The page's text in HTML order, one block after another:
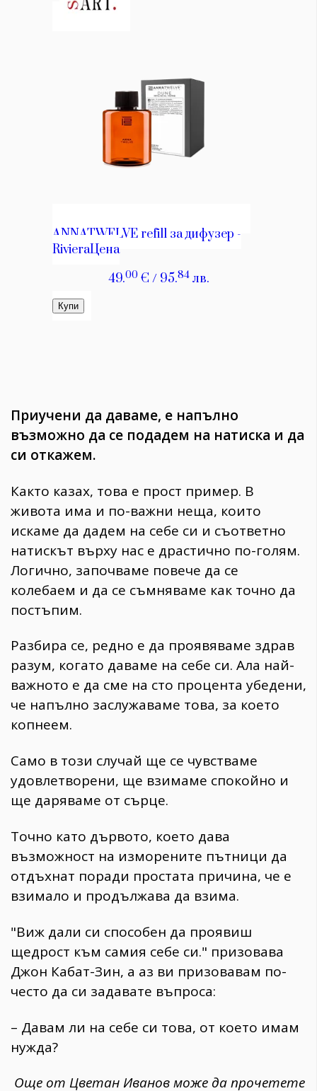
Приучени да даваме, е напълно
възможно да се подадем на натиска и да
си откажем.
Както казах, това е прост пример. В
живота има и по-важни неща, които
искаме да дадем на себе си и съответно
натискът върху нас е драстично по-голям.
Логично, започваме повече да се
колебаем и да се съмняваме как точно да
постъпим.
Разбира се, редно е да проявяваме здрав
разум, когато даваме на себе си. Ала най-
важното е да сме на сто процента убедени,
че напълно заслужаваме това, за което
копнеем.
Само в този случай ще се чувстваме
удовлетворени, ще взимаме спокойно и
ще даряваме от сърце.
Точно като дървото, което дава
възможност на изморените пътници да
отдъхнат поради простата причина, че е
взимало и продължава да взима.
"Виж дали си способен да проявиш
щедрост към самия себе си." призовава
Джон Кабат-Зин, а аз ви призовавам по-
често да си задавате въпроса:
– Давам ли на себе си това, от което имам
нужда?
Още от Цветан Иванов може да прочетете